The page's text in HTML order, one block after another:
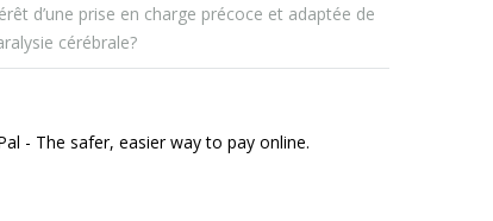
d’une prise en charge précoce et adaptée de
cérébrale?